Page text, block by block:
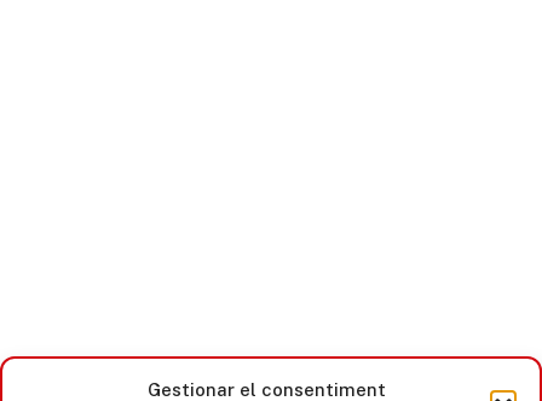
Gestionar el consentiment